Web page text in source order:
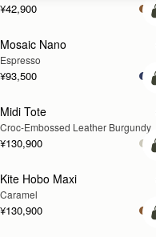
¥42,900
Mosaic Nano
Espresso
¥93,500
Midi Tote
Croc-Embossed Leather Burgundy
¥130,900
Kite Hobo Maxi
Caramel
¥130,900